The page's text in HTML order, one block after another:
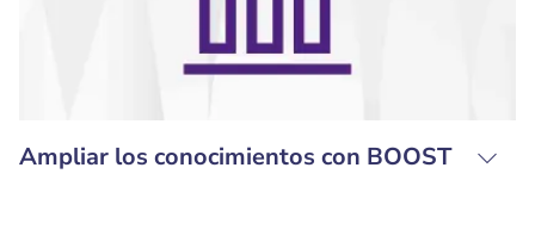
Ampliar los conocimientos con BOOST